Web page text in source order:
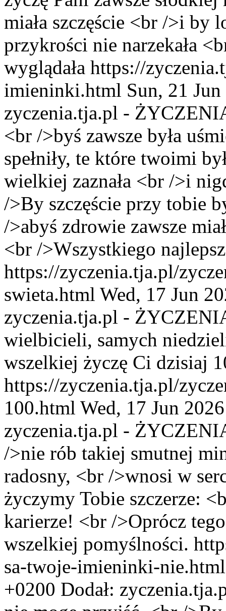
miała szczęście <br />i by
przykrości nie narzekała
wyglądała https://
imieninki.html Sun, 21
zyczenia.tja.pl -
<br />byś zawsze była
spełniły, te które twoimi
wielkiej zaznała <br />i
/>By szczęście przy tobie
/>abyś zdrowie zawsze
<br />Wszystkiego
https://zyczenia.tja.pl/
swieta.html Wed, 17 Jun
zyczenia.tja.pl -
wielbicieli, samych
wszelkiej życzę Ci dzisiaj
https://zyczenia.tja.pl/
100.html Wed, 17 Jun
zyczenia.tja.pl -
/>nie rób takiej smutnej
radosny, <br />wnosi w
życzymy Tobie szczerze:
karierze! <br />Oprócz
wszelkiej pomyślności.
sa-twoje-imieninki-
+0200 Dodał: